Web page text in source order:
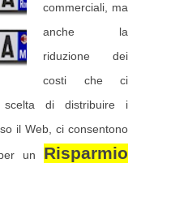
commerciali, ma
anche la
riduzione dei
costi che ci
di distribuire i
il Web, ci consentono
un Risparmio